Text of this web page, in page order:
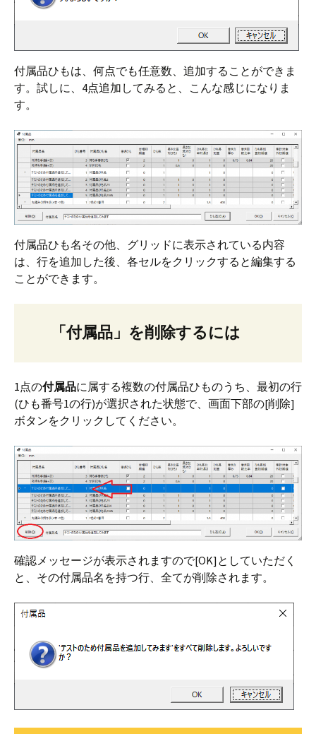
付属品ひもは、何点でも任意数、追加することができま
す。試しに、4点追加してみると、こんな感じになりま
す。
付属品ひも名その他、グリッドに表示されている内容
は、行を追加した後、各セルをクリックすると編集する
ことができます。
「付属品」を削除するには
1点の付属品に属する複数の付属品ひものうち、最初の行
(ひも番号1の行)が選択された状態で、画面下部の[削除]
ボタンをクリックしてください。
確認メッセージが表示されますので[OK]としていただく
と、その付属品名を持つ行、全てが削除されます。